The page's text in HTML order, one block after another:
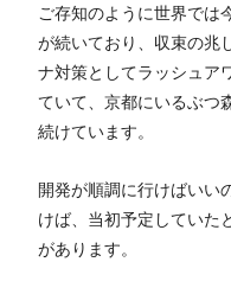
ご存知のように世界では
が続いており、収束の兆
ナ対策としてラッシュア
ていて、京都にいるぶつ
続けています。
開発が順調に行けばいい
けば、当初予定していた
があります。